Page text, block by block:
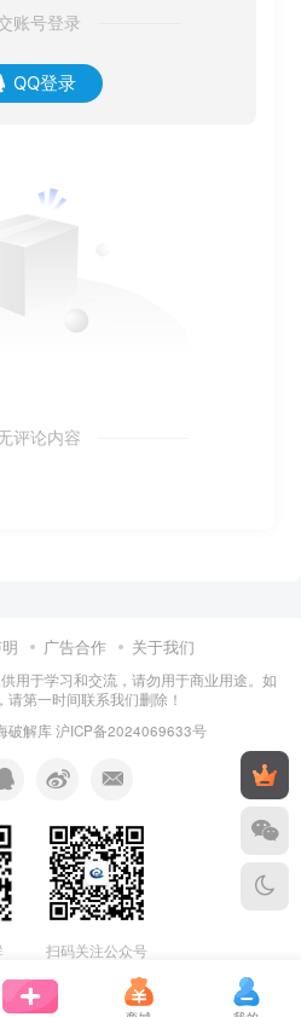
账号登录
QQ登录
评论内容
广告合作 关于我们
用于学习和交流，请勿用于商业用途。如
请第一时间联系我们删除！
破解库沪ICP备2024069633号
扫码关注公众号